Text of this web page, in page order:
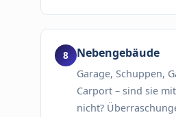
Nebengebäude
Garage, Schuppen,
Carport – sind sie
nicht?